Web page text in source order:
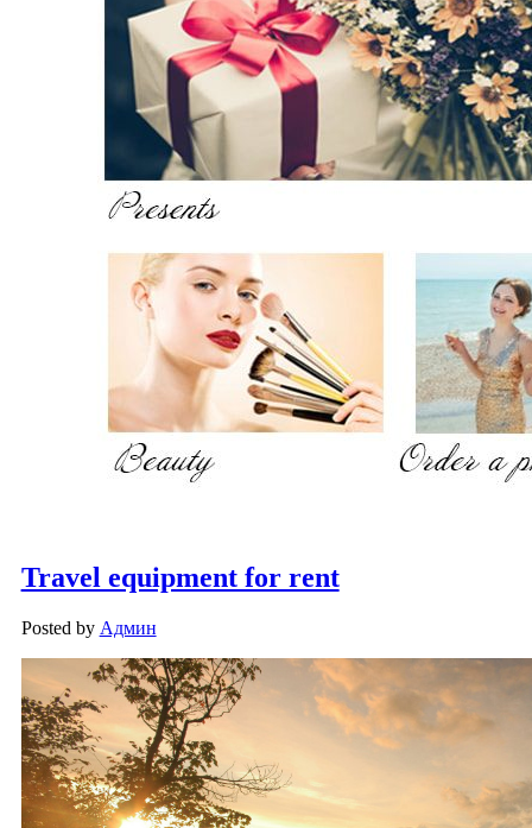
Travel equipment for rent
Posted by Админ